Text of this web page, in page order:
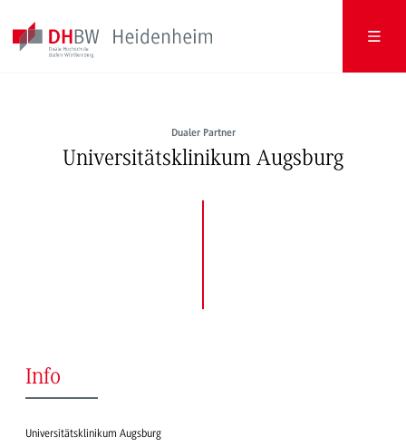
Dualer Partner
Universitätsklinikum Augsburg
Info
Universitätsklinikum Augsburg